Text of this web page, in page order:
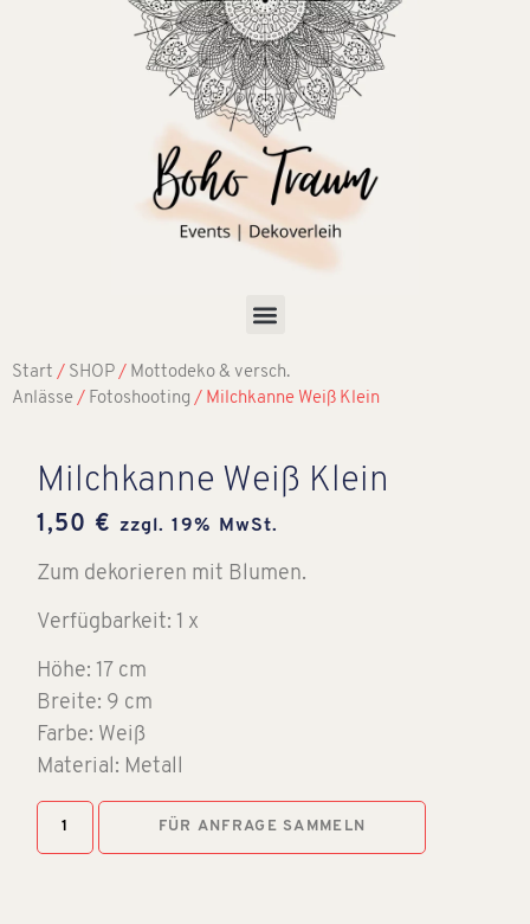
Start / SHOP / Mottodeko & versch.
Anlässe / Fotoshooting / Milchkanne Weiß Klein
Milchkanne Weiß Klein
1,50 € zzgl. 19% MwSt.
Zum dekorieren mit Blumen.
Verfügbarkeit: 1 x
Höhe: 17 cm
Breite: 9 cm
Farbe: Weiß
Material: Metall
FÜR ANFRAGE SAMMELN